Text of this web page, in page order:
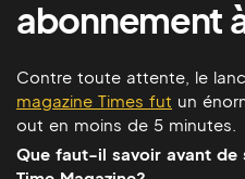
abonnement
Contre toute attente, le
magazine Times fut un
out en moins de 5 minutes.
Que faut-il savoir avant de